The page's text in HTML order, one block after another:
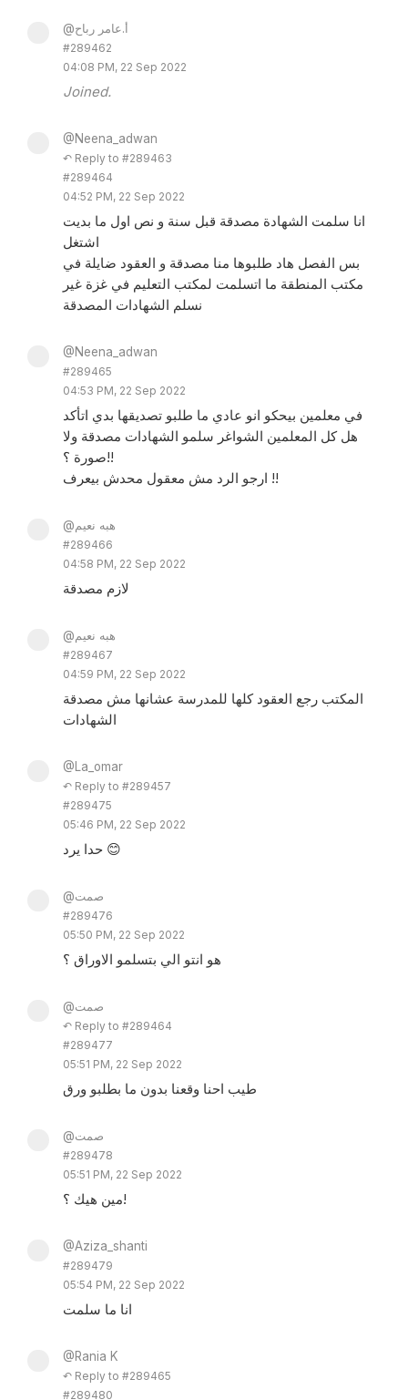
@أ.عامر رباح
#289462
04:08 PM, 22 Sep 2022
Joined.
@Neena_adwan
↶ Reply to #289463
#289464
04:52 PM, 22 Sep 2022
انا سلمت الشهادة مصدقة قبل سنة و نص اول ما بديت
اشتغل
بس الفصل هاد طلبوها منا مصدقة و العقود ضايلة في
مكتب المنطقة ما اتسلمت لمكتب التعليم في غزة غير
نسلم الشهادات المصدقة
@Neena_adwan
#289465
04:53 PM, 22 Sep 2022
في معلمين بيحكو انو عادي ما طلبو تصديقها بدي اتأكد
هل كل المعلمين الشواغر سلمو الشهادات مصدقة ولا
صورة ؟!!
ارجو الرد مش معقول محدش بيعرف !!
@هبه نعيم
#289466
04:58 PM, 22 Sep 2022
لازم مصدقة
@هبه نعيم
#289467
04:59 PM, 22 Sep 2022
المكتب رجع العقود كلها للمدرسة عشانها مش مصدقة
الشهادات
@La_omar
↶ Reply to #289457
#289475
05:46 PM, 22 Sep 2022
حدا يرد 😊
@صمت
#289476
05:50 PM, 22 Sep 2022
هو انتو الي بتسلمو الاوراق ؟
@صمت
↶ Reply to #289464
#289477
05:51 PM, 22 Sep 2022
طيب احنا وقعنا بدون ما بطلبو ورق
@صمت
#289478
05:51 PM, 22 Sep 2022
مين هيك ؟!
@Aziza_shanti
#289479
05:54 PM, 22 Sep 2022
انا ما سلمت
@Rania K
↶ Reply to #289465
#289480